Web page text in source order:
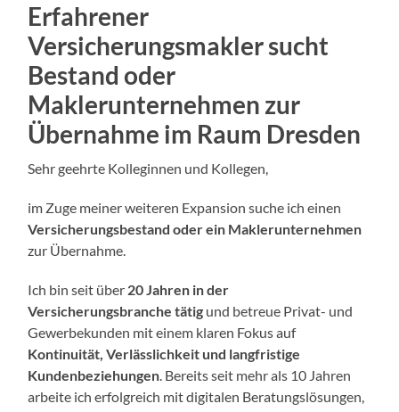
Erfahrener
Versicherungsmakler sucht
Bestand oder
Maklerunternehmen zur
Übernahme im Raum Dresden
Sehr geehrte Kolleginnen und Kollegen,
im Zuge meiner weiteren Expansion suche ich einen
Versicherungsbestand oder ein Maklerunternehmen
zur Übernahme.
Ich bin seit über 20 Jahren in der
Versicherungsbranche tätig und betreue Privat- und
Gewerbekunden mit einem klaren Fokus auf
Kontinuität, Verlässlichkeit und langfristige
Kundenbeziehungen. Bereits seit mehr als 10 Jahren
arbeite ich erfolgreich mit digitalen Beratungslösungen,